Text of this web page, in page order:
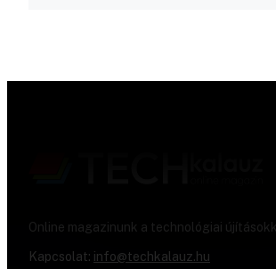
Online magazinunk a technológiai
Kapcsolat: info@techkalauz.hu